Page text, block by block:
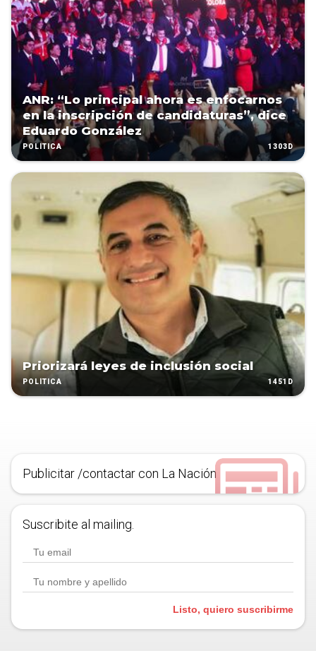
ANR: “Lo principal ahora es enfocarnos
en la inscripción de candidaturas”, dice
Eduardo González
POLÍTICA 1303D
Priorizará leyes de inclusión social
POLÍTICA 1451D
Publicitar /contactar con La Nación
Suscribite al mailing.
Listo, quiero suscribirme